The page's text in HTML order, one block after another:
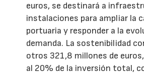
euros, se destinará a
instalaciones para ampliar la
portuaria y responder a la
demanda. La sostenibilidad
otros 321,8 millones de
al 20% de la inversión total,